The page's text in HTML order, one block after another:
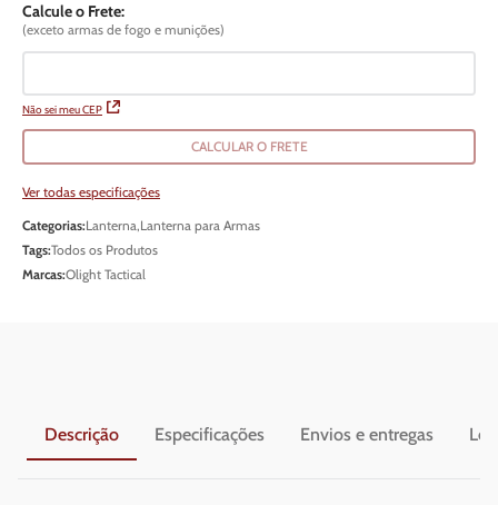
Calcule o Frete:
(exceto armas de fogo e munições)
Não sei meu CEP
CALCULAR O FRETE
Ver todas especificações
Categorias:Lanterna,Lanterna para Armas
Tags:Todos os Produtos
Marcas:Olight Tactical
Descrição Especificações Envios e entregas